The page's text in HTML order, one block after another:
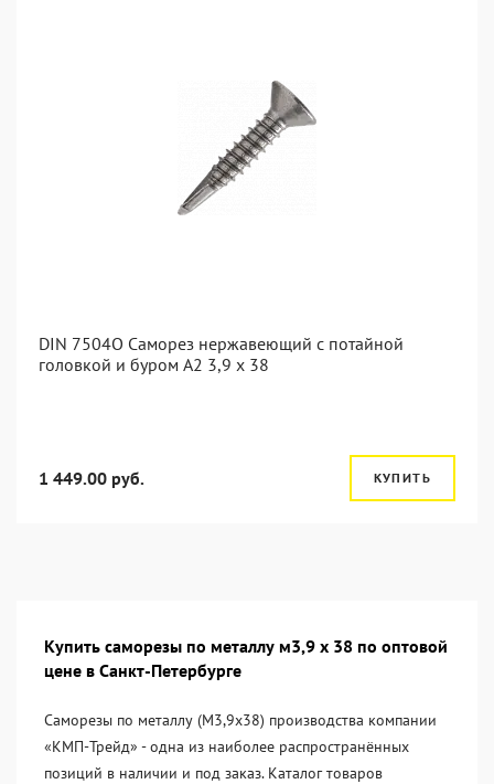
DIN 7504O Саморез нержавеющий с потайной
головкой и буром А2 3,9 x 38
1 449.00 руб. КУПИТЬ
Купить саморезы по металлу м3,9 х 38 по оптовой
цене в Санкт-Петербурге
Саморезы по металлу (М3,9х38) производства компании
«KМП-Трейд» - одна из наиболее распространённых
позиций в наличии и под заказ. Каталог товаров